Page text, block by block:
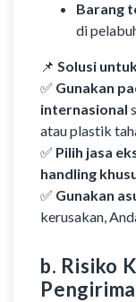
Barang
di
📌 Solusi
✅ Gunakan
internasional
atau plastik
✅ Pilih jasa
handling
✅ Gunakan
kerusakan,
b. Risiko